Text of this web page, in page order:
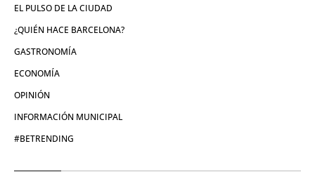
EL PULSO DE LA CIUDAD
¿QUIÉN HACE BARCELONA?
GASTRONOMÍA
ECONOMÍA
OPINIÓN
INFORMACIÓN MUNICIPAL
#BETRENDING